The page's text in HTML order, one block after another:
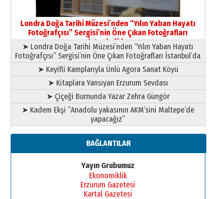
Yusuf POLAT
Şampiyonluk Sebahattin Şirin’e
yazar
11 Mayıs 2026 Pazartesi
Londra Doğa Tarihi Müzesi’nden “Yılın Yaban Hayatı
Fotoğrafçısı” Sergisi’nin Öne Çıkan Fotoğrafları
İstanbul’da
➤ Londra Doğa Tarihi Müzesi’nden “Yılın Yaban Hayatı
Fotoğrafçısı” Sergisi’nin Öne Çıkan Fotoğrafları İstanbul’da
➤ Keyifli Kamplarıyla Ünlü Agora Sanat Köyü
➤ Kitaplara Yansıyan Erzurum Sevdası
➤ Çiçeği Burnunda Yazar Zehra Güngör
➤ Kadem Ekşi “Anadolu yakasının AKM’sini Maltepe’de
yapacağız”
BAĞLANTILAR
Yayın Grubumuz
Ekonomiklik
Erzurum Gazetesi
Kartal Gazetesi